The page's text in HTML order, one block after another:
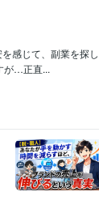
感じて、副業を探し
が…正直...